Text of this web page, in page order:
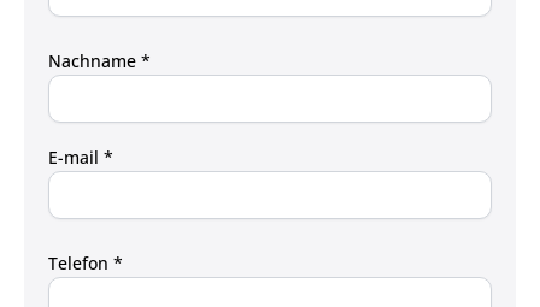
Nachname *
E-mail *
Telefon *